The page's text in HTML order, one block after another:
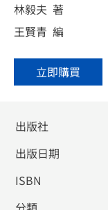
林毅夫 著
王賢青 編
立即購買
出版社
出版日期
ISBN